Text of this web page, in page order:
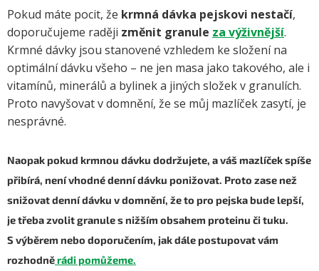
Pokud máte pocit, že krmná dávka pejskovi nestačí,
doporučujeme raději změnit granule za výživnější.
Krmné dávky jsou stanovené vzhledem ke složení na
optimální dávku všeho – ne jen masa jako takového, ale i
vitamínů, minerálů a bylinek a jiných složek v granulích.
Proto navyšovat v domnění, že se můj mazlíček zasytí, je
nesprávné.
Naopak pokud krmnou dávku dodržujete, aváš mazlíček spíše
přibírá, není vhodné denní dávku ponižovat. Proto zase než
snižovat denní dávku v domnění, že to pro pejska bude lepší,
je třeba zvolit granule s nižším obsahem proteinu či tuku.
S výběrem nebo doporučením, jak dále postupovat vám
rozhodněrádi pomůžeme.